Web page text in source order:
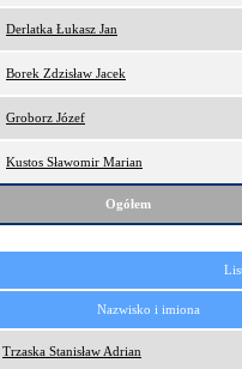
Derlatka Łukasz Jan
Borek Zdzisław Jacek
Groborz Józef
Kustos Sławomir Marian
Ogółem
Nazwisko i imiona
Trzaska Stanisław Adrian